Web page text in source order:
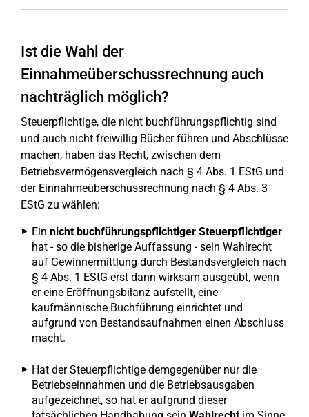
Ist die Wahl der
Einnahmeüberschussrechnung auch
nachträglich möglich?
Steuerpflichtige, die nicht buchführungspflichtig sind
und auch nicht freiwillig Bücher führen und Abschlüsse
machen, haben das Recht, zwischen dem
Betriebsvermögensvergleich nach § 4 Abs. 1 EStG und
der Einnahmeüberschussrechnung nach § 4 Abs. 3
EStG zu wählen:
Ein nicht buchführungspflichtiger Steuerpflichtiger
hat - so die bisherige Auffassung - sein Wahlrecht
auf Gewinnermittlung durch Bestandsvergleich nach
§ 4 Abs. 1 EStG erst dann wirksam ausgeübt, wenn
er eine Eröffnungsbilanz aufstellt, eine
kaufmännische Buchführung einrichtet und
aufgrund von Bestandsaufnahmen einen Abschluss
macht.
Hat der Steuerpflichtige demgegenüber nur die
Betriebseinnahmen und die Betriebsausgaben
aufgezeichnet, so hat er aufgrund dieser